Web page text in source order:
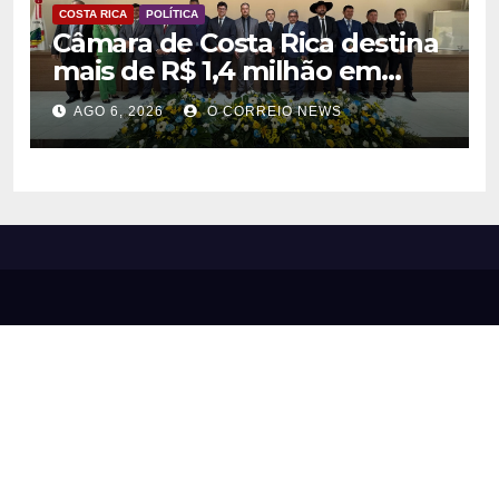
COSTA RICA POLÍTICA
Câmara de Costa Rica destina
mais de R$ 1,4 milhão em
emendas para investimentos
em diversas áreas
AGO 6, 2026 O CORREIO NEWS